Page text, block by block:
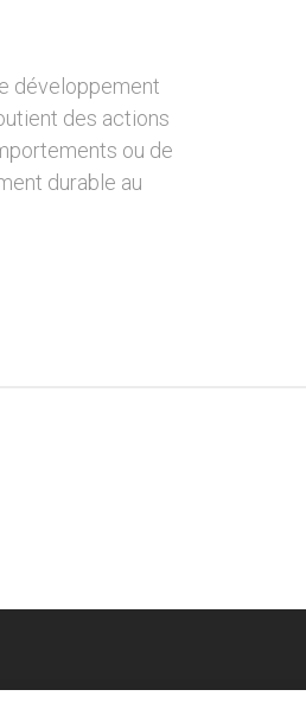
développement
des actions
ou de
durable au